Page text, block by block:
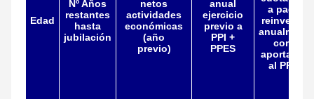
Edad
Nº Años
restantes
hasta
jubilación
netos
actividades
económicas
(año
previo)
anual
ejercicio
previo a
PPI +
PPES
a pagar,
reinvertida
anualmente
como
aportación
al PPES